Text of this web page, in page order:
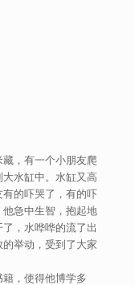
，有一个小朋友爬
水缸中。水缸又高
的吓哭了，有的吓
急中生智，抱起地
，水哗哗的流了出
举动，受到了大家
，使得他博学多